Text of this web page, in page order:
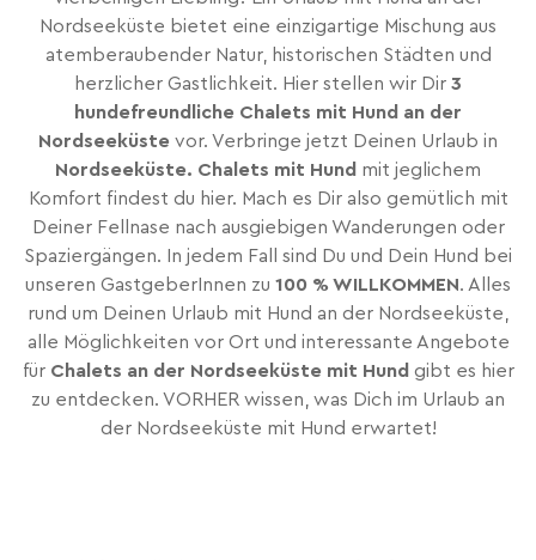
Nordseeküste bietet eine einzigartige Mischung aus
atemberaubender Natur, historischen Städten und
herzlicher Gastlichkeit. Hier stellen wir Dir 3
hundefreundliche Chalets mit Hund an der
Nordseeküste vor. Verbringe jetzt Deinen Urlaub in
Nordseeküste. Chalets mit Hund mit jeglichem
Komfort findest du hier. Mach es Dir also gemütlich mit
Deiner Fellnase nach ausgiebigen Wanderungen oder
Spaziergängen. In jedem Fall sind Du und Dein Hund bei
unseren GastgeberInnen zu 100 % WILLKOMMEN. Alles
rund um Deinen Urlaub mit Hund an der Nordseeküste,
alle Möglichkeiten vor Ort und interessante Angebote
für Chalets an der Nordseeküste mit Hund gibt es hier
zu entdecken. VORHER wissen, was Dich im Urlaub an
der Nordseeküste mit Hund erwartet!